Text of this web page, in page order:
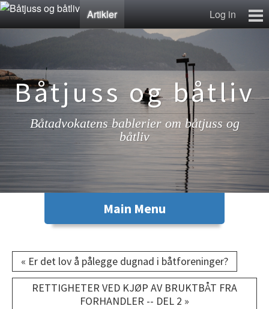
Artikler Log in
Lenkesamling
Kontakt
Båtjuss og båtliv
Båtadvokatens bablerier om båtjuss og
båtliv
« Er det lov å pålegge dugnad i båtforeninger?
RETTIGHETER VED KJØP AV BRUKTBÅT FRA
FORHANDLER -- DEL 2 »